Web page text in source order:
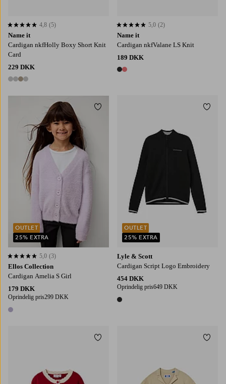
Name it
Cardigan nkfHolly Boxy Short Knit
Card
229 DKK
4 farver
4,8 baseret på 5 bedømmelser
4,8 (5)
Name it
Cardigan nkfValane LS Knit
189 DKK
2 farver
5,0 baseret på 2 bedømmelser
5,0 (2)
Ellos Collection
Cardigan Amelia S Girl
179 DKK
Oprindelig pris299 DKK
1 farve
5,0 baseret på 3 bedømmelser
5,0 (3)
OUTLET
25% EXTRA
Tilføj til favoritter
98/104110/116122/128 134/140
Lyle & Scott
Cardigan Script Logo Embroidery
454 DKK
Oprindelig pris649 DKK
1 farve
OUTLET
25% EXTRA
Tilføj til favoritter